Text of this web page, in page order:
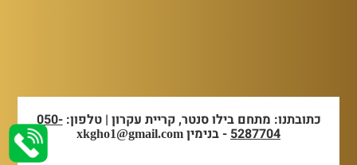
כתובתנו: מתחם בילו סנטר, קריית עקרון | טלפון:050-
5287704- בנימין xkgho1@gmail.com